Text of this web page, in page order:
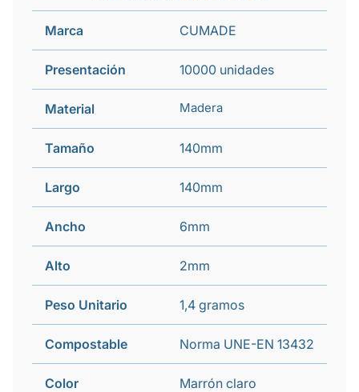
Marca CUMADE
Presentación 10000 unidades
Material Madera
Tamaño 140mm
Largo 140mm
Ancho 6mm
Alto 2mm
Peso Unitario 1,4 gramos
Compostable Norma UNE-EN 13432
Color Marrón claro